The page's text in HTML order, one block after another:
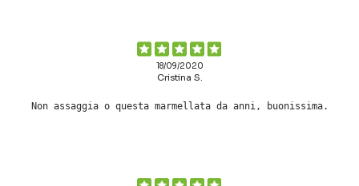
18/09/2020
Cristina S.
Non assaggia o questa marmellata da anni, buonissima.